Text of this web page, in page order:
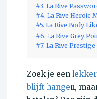
#3. La Rive
#4. La Rive Heroic
#5. La Rive Body
#6. La Rive Grey
#7. La Rive
Zoek je een l
blijft hangen,